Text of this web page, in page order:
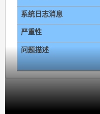
系统日志消息
严重性
问题描述